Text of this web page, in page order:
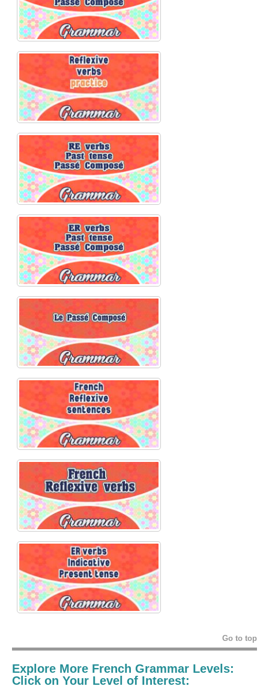
Go to top
Explore More French Grammar Levels:
Click on Your Level of Interest: